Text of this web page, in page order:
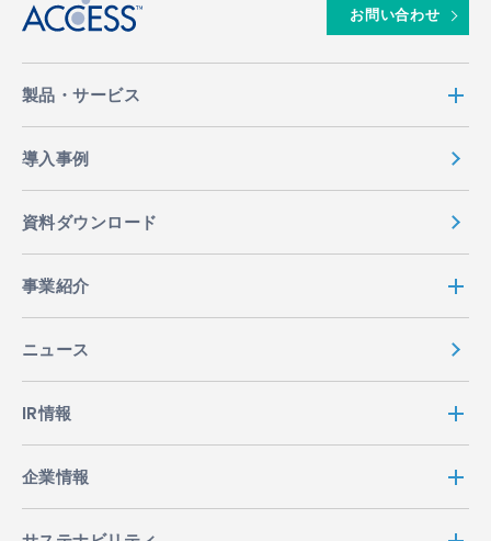
お問い合わせ
製品・サービス
導入事例
資料ダウンロード
事業紹介
ニュース
IR情報
企業情報